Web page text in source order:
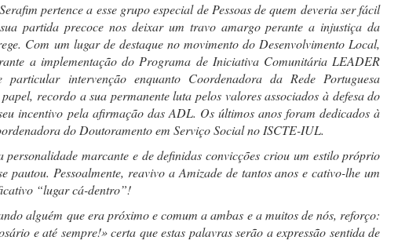
pertence a esse grupo especial de Pessoas de quem deveria ser fácil
partida precoce nos deixar um travo amargo perante a injustiça da
Com um lugar de destaque no movimento do Desenvolvimento Local,
a implementação do Programa de Iniciativa Comunitária LEADER
particular intervenção enquanto Coordenadora da Rede Portuguesa
recordo a sua permanente luta pelos valores associados à defesa do
incentivo pela afirmação das ADL. Os últimos anos foram dedicados à
do Doutoramento em Serviço Social no ISCTE-IUL.
personalidade marcante e de definidas convicções criou um estilo próprio
pautou. Pessoalmente, reavivo a Amizade de tantos anos e cativo-lhe um
“lugar cá-dentro”!
alguém que era próximo e comum a ambas e a muitos de nós, reforço:
e até sempre!» certa que estas palavras serão a expressão sentida de